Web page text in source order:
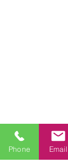
Phone Email